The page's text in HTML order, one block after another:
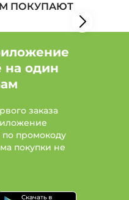
JFK International
ПОКУПАЮТ
на один
заказа
по промокоду
покупки не